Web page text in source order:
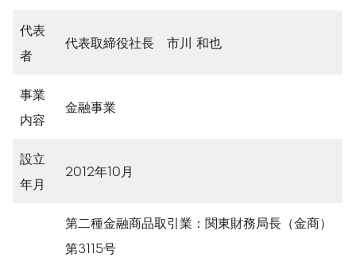
代表
者
代表取締役社長 市川 和也
事業
内容
金融事業
設立
年月
2012年10月
第二種金融商品取引業：関東財務局長（金商）
第3115号